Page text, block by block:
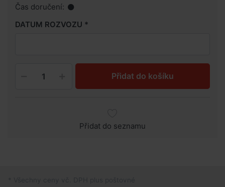
Čas doručení:
DATUM ROZVOZU
Přidat do košíku
Přidat do seznamu